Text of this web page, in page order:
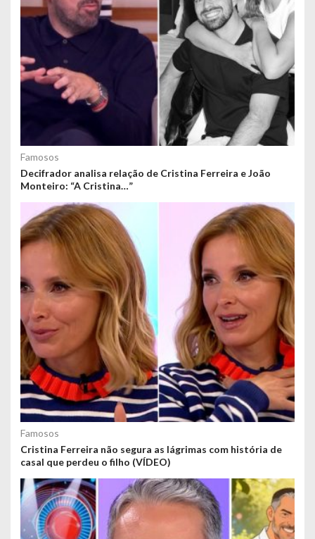
Famosos
Decifrador analisa relação de Cristina Ferreira e João
Monteiro: “A Cristina…”
Famosos
Cristina Ferreira não segura as lágrimas com história de
casal que perdeu o filho (VÍDEO)